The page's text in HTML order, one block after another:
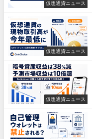
仮想通貨ニュース
仮想通貨ニュース
仮想通貨ニュース